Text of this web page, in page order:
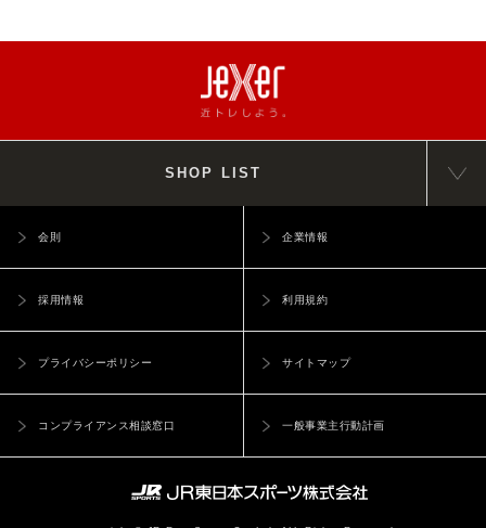
SHOP LIST
会則 企業情報
採用情報 利用規約
プライバシーポリシー サイトマップ
コンプライアンス相談窓口 一般事業主行動計画